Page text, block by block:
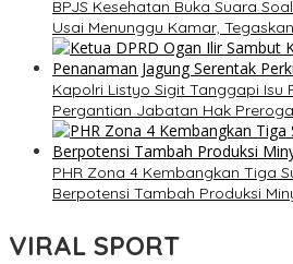
BPJS Kesehatan Buka Suara
Usai Menunggu Kamar,
Kapolri Listyo Sigit Tanggapi Isu
Pergantian Jabatan Hak
PHR Zona 4 Kembangkan Tiga
Berpotensi Tambah Produksi
VIRAL SPORT